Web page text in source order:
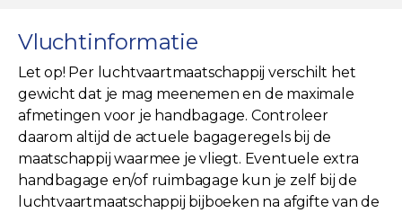
Vluchtinformatie
Let op! Per luchtvaartmaatschappij verschilt het
gewicht dat je mag meenemen en de maximale
afmetingen voor je handbagage. Controleer
daarom altijd de actuele bagageregels bij de
maatschappij waarmee je vliegt. Eventuele extra
handbagage en/of ruimbagage kun je zelf bij de
luchtvaartmaatschappij bijboeken na afgifte van de